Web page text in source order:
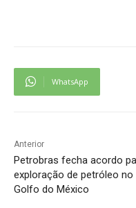
WhatsApp
Anterior
Petrobras fecha acordo
exploração de petróleo no
Golfo do México